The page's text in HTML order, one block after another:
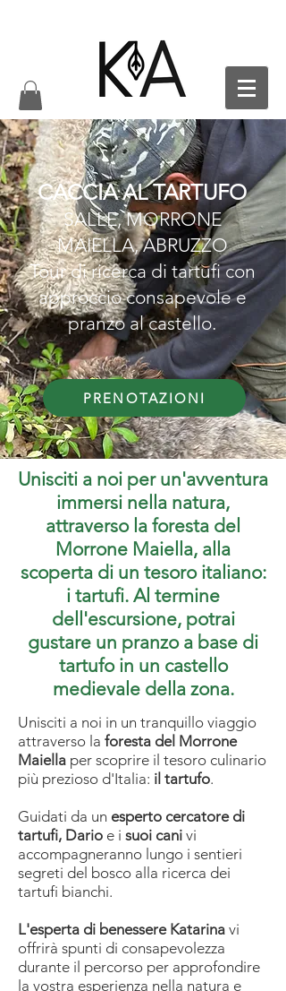
CACCIA AL TARTUFO
SALLE, MORRONE
MAIELLA, ABRUZZO
Tour di ricerca di tartufi con
approccio consapevole e
pranzo al castello.
PRENOTAZIONI
Unisciti a noi per un'avventura
immersi nella natura,
attraverso la foresta del
Morrone Maiella, alla
scoperta di un tesoro italiano:
i tartufi. Al termine
dell'escursione, potrai
gustare un pranzo a base di
tartufo in un castello
medievale della zona.
Unisciti a noi in un tranquillo viaggio
attraverso la foresta del Morrone
Maiella per scoprire il tesoro culinario
più prezioso d'Italia: il tartufo.
Guidati da un esperto cercatore di
tartufi, Dario e i suoi cani vi
accompagneranno lungo i sentieri
segreti del bosco alla ricerca dei
tartufi bianchi.
L'esperta di benessere Katarina vi
offrirà spunti di consapevolezza
durante il percorso per approfondire
la vostra esperienza nella natura e